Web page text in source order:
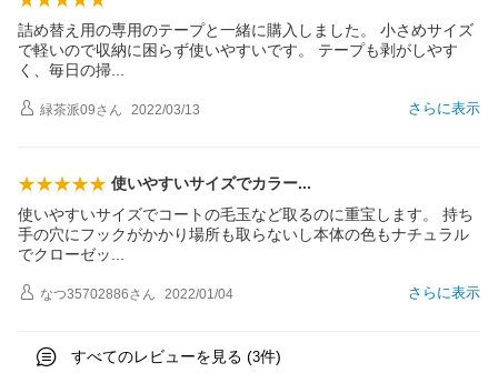
詰め替え用の専用のテープと一緒に購入しました。 小さめサイズ
で軽いので収納に困らず使いやすいです。 テープも剥がしやす
く、毎日の掃
さらに表示
緑茶派09さん 2022/03/13
使いやすいサイズでカラー
使いやすいサイズでコートの毛玉など取るのに重宝します。 持ち
手の穴にフックがかかり場所も取らないし本体の色もナチュラル
でクローゼッ
さらに表示
なつ35702886さん 2022/01/04
すべてのレビューを見る (3件)